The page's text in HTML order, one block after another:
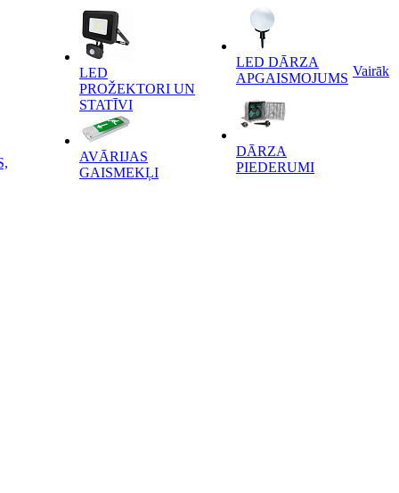
LED
PROŽEKTORI UN
STATĪVI
AVĀRIJAS
GAISMEKĻI
LED DĀRZA
APGAISMOJUMS
DĀRZA
PIEDERUMI
Vairāk